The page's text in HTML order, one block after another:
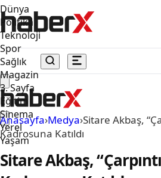
Dünya
Politika
Teknoloji
Spor
Sağlık
Magazin
3. Sayfa
Eğitim
Sinema
Yerel
Yaşam
Anasayfa›Medya›Sitare Akbaş,
Kadrosuna Katıldı
Sitare Akbaş,